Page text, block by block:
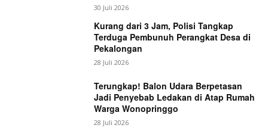
30 Juli 2026
Kurang dari 3 Jam, Polisi Tangkap
Terduga Pembunuh Perangkat Desa di
Pekalongan
28 Juli 2026
Terungkap! Balon Udara Berpetasan
Jadi Penyebab Ledakan di Atap Rumah
Warga Wonopringgo
28 Juli 2026